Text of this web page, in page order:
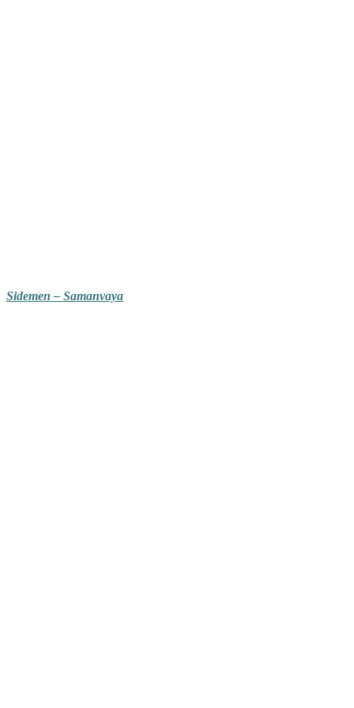
Sidemen – Samanvaya